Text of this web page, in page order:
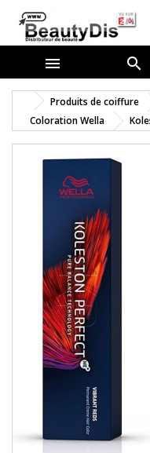
 
Produits de coiffure
Coloration Wella